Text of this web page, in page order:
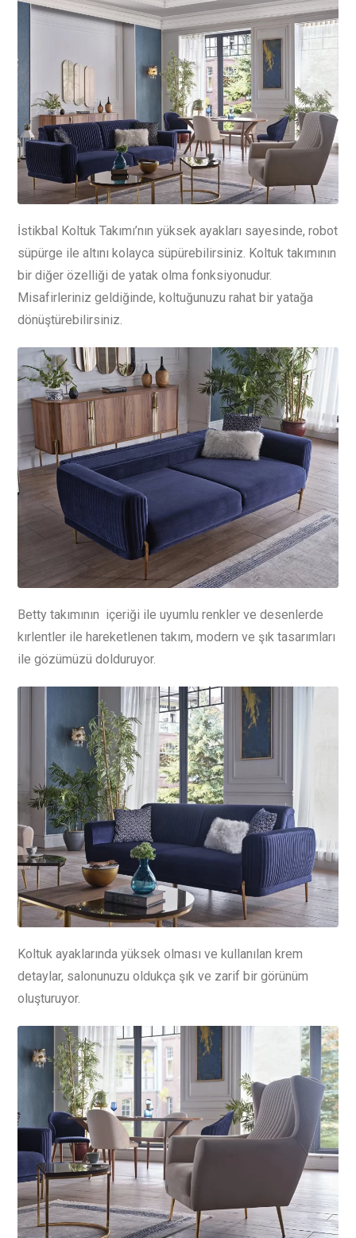
İstikbal Koltuk Takımı’nın yüksek ayakları sayesinde, robot
süpürge ile altını kolayca süpürebilirsiniz. Koltuk takımının
bir diğer özelliği de yatak olma fonksiyonudur.
Misafirleriniz geldiğinde, koltuğunuzu rahat bir yatağa
dönüştürebilirsiniz.
Betty takımının içeriği ile uyumlu renkler ve desenlerde
kırlentler ile hareketlenen takım, modern ve şık tasarımları
ile gözümüzü dolduruyor.
Koltuk ayaklarında yüksek olması ve kullanılan krem
detaylar, salonunuzu oldukça şık ve zarif bir görünüm
oluşturuyor.